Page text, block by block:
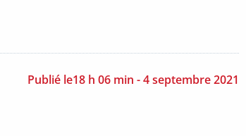
Publié le18 h 06 min - 4 septembre 2021